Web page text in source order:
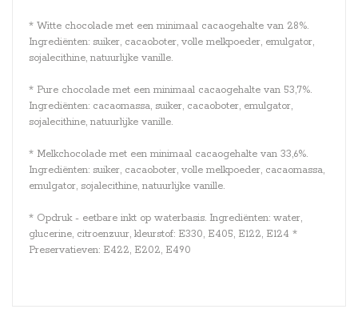
* Witte chocolade met een minimaal cacaogehalte van 28%.
Ingrediënten: suiker, cacaoboter, volle melkpoeder, emulgator,
sojalecithine, natuurlijke vanille.
* Pure chocolade met een minimaal cacaogehalte van 53,7%.
Ingrediënten: cacaomassa, suiker, cacaoboter, emulgator,
sojalecithine, natuurlijke vanille.
* Melkchocolade met een minimaal cacaogehalte van 33,6%.
Ingrediënten: suiker, cacaoboter, volle melkpoeder, cacaomassa,
emulgator, sojalecithine, natuurlijke vanille.
* Opdruk - eetbare inkt op waterbasis. Ingrediënten: water,
glucerine, citroenzuur, kleurstof: E330, E405, E122, E124 *
Preservatieven: E422, E202, E490